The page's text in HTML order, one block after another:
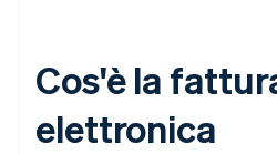
Cos'è la
elettronica